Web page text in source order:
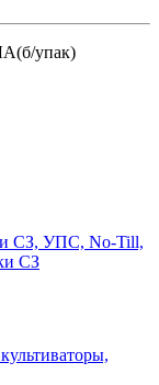
упак)
СЗ, УПС, No-Till,
СЗ